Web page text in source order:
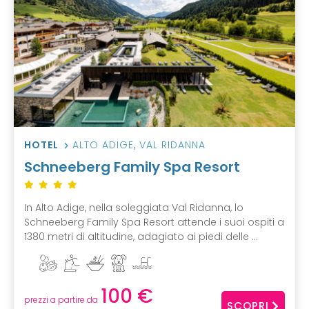
HOTEL ALTO ADIGE, VAL RIDANNA
Schneeberg Family Spa Resort
In Alto Adige, nella soleggiata Val Ridanna, lo
Schneeberg Family Spa Resort attende i suoi ospiti a
1380 metri di altitudine, adagiato ai piedi delle ...
prezzi a partire da 100 € SCOPRI